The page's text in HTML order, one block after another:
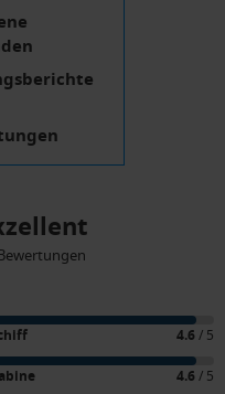
4.6 / 5
4.6 / 5